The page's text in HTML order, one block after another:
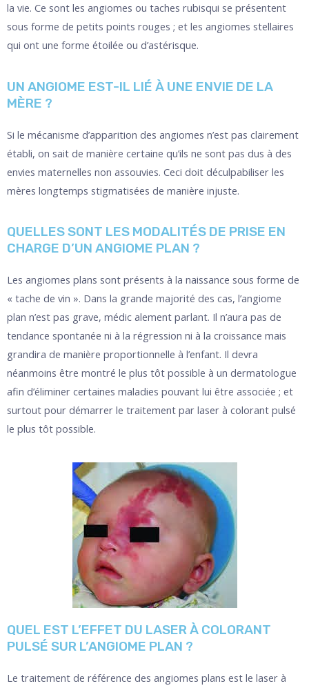
la vie. Ce sont les angiomes ou taches rubisqui se présentent
sous forme de petits points rouges ; et les angiomes stellaires
qui ont une forme étoilée ou d’astérisque.
UN ANGIOME EST-IL LIÉ À UNE ENVIE DE LA
MÈRE ?
Si le mécanisme d’apparition des angiomes n’est pas clairement
établi, on sait de manière certaine qu’ils ne sont pas dus à des
envies maternelles non assouvies. Ceci doit déculpabiliser les
mères longtemps stigmatisées de manière injuste.
QUELLES SONT LES MODALITÉS DE PRISE EN
CHARGE D’UN ANGIOME PLAN ?
Les angiomes plans sont présents à la naissance sous forme de
« tache de vin ». Dans la grande majorité des cas, l’angiome
plan n’est pas grave, médic alement parlant. Il n’aura pas de
tendance spontanée ni à la régression ni à la croissance mais
grandira de manière proportionnelle à l’enfant. Il devra
néanmoins être montré le plus tôt possible à un dermatologue
afin d’éliminer certaines maladies pouvant lui être associée ; et
surtout pour démarrer le traitement par laser à colorant pulsé
le plus tôt possible.
QUEL EST L’EFFET DU LASER À COLORANT
PULSÉ SUR L’ANGIOME PLAN ?
Le traitement de référence des angiomes plans est le laser à